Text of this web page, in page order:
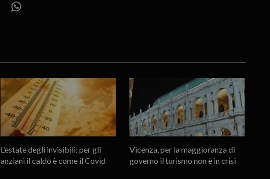
L’estate degli invisibili: per gli
anziani il caldo è come il Covid
Vicenza, per la maggioranza di
governo il turismo non è in crisi